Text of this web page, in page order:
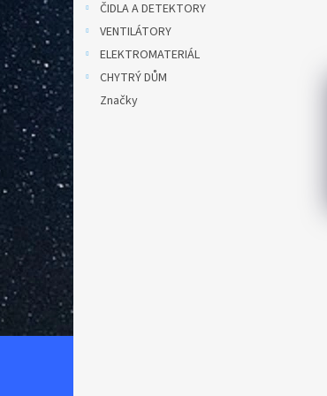
ČIDLA A DETEKTORY
VENTILÁTORY
ELEKTROMATERIÁL
CHYTRÝ DŮM
Značky